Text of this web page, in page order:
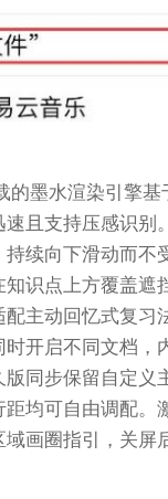
的墨水渲染引擎基
且支持压感识别
续向下滑动而不
识点上方覆盖遮
主动回忆式复习
开启不同文档，
同步保留自定义
均可自由调配。
画圈指引，关屏